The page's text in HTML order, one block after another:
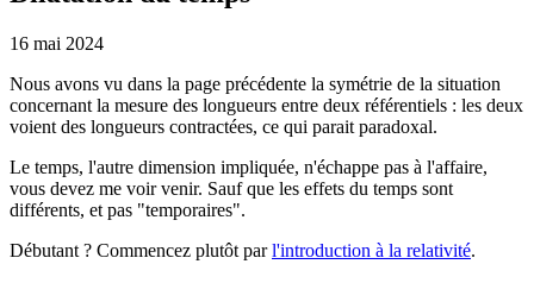
16 mai 2024
Nous avons vu dans la page précédente la symétrie de la situation
concernant la mesure des longueurs entre deux référentiels : les deux
voient des longueurs contractées, ce qui parait paradoxal.
Le temps, l'autre dimension impliquée, n'échappe pas à l'affaire,
vous devez me voir venir. Sauf que les effets du temps sont
différents, et pas "temporaires".
Débutant ? Commencez plutôt parl'introduction à la relativité.